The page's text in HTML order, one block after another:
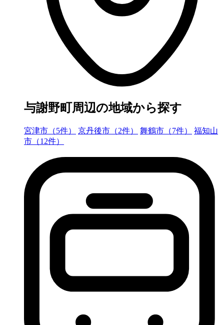
与謝野町周辺の地域から探す
宮津市（5件） 京丹後市（2件） 舞鶴市（7件）
福知山
市（12件）